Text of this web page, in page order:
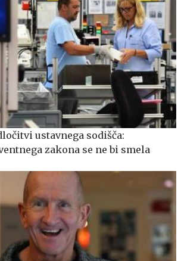
ustavnega sodišča:
zakona se ne bi smela